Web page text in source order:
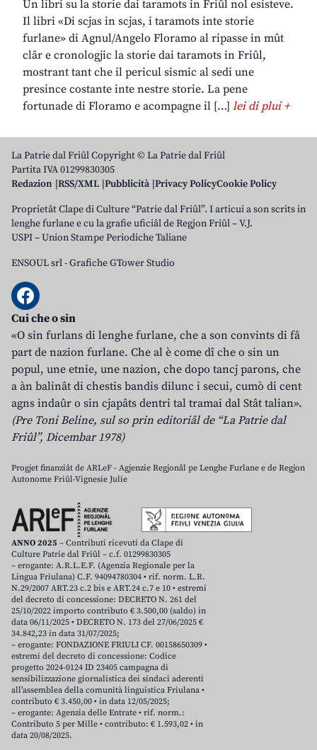
Un libri su la storie dai taramots in Friûl nol esisteve.
Il libri «Di scjas in scjas, i taramots inte storie
furlane» di Agnul/Angelo Floramo al ripasse in mût
clâr e cronologjic la storie dai taramots in Friûl,
mostrant tant che il pericul sismic al sedi une
presince costante inte nestre storie. La pene
fortunade di Floramo e acompagne il […] lei di plui +
La Patrie dal Friûl Copyright © La Patrie dal Friûl
Partita IVA 01299830305
Redazion RSS/XML Pubblicità Privacy PolicyCookie Policy
Proprietât Clape di Culture “Patrie dal Friûl”. I articui a son scrits in
lenghe furlane e cu la grafie uficiâl de Regjon Friûl – V.J.
USPI – Union Stampe Periodiche Taliane
ENSOUL srl-Grafiche GTower Studio
Cui che o sin
«O sin furlans di lenghe furlane, che a son convints di fâ
part de nazion furlane. Che al è come dî che o sin un
popul, une etnie, une nazion, che dopo tancj parons, che
a àn balinât di chestis bandis dilunc i secui, cumò di cent
agns indaûr o sin cjapâts dentri tal tramai dal Stât talian».
(Pre Toni Beline, sul so prin editoriâl de “La Patrie dal
Friûl”, Dicembar 1978)
Progjet finanziât de ARLeF - Agjenzie Regjonâl pe Lenghe Furlane e de Regjon
Autonome Friûl-Vignesie Julie
ANNO 2025 – Contributi ricevuti da Clape di
Culture Patrie dal Friûl – c.f. 01299830305
– erogante: A.R.L.E.F. (Agenzia Regionale per la
Lingua Friulana) C.F. 94094780304 • rif. norm. L.R.
N.29/2007 ART.23 c.2 bis e ART.24 c.7 e 10 • estremi
del decreto di concessione: DECRETO N. 261 del
25/10/2022 importo contributo € 3.500,00 (saldo) in
data 06/11/2025 • DECRETO N. 173 del 27/06/2025 €
34.842,23 in data 31/07/2025;
– erogante: FONDAZIONE FRIULI CF. 00158650309 •
estremi del decreto di concessione: Codice
progetto 2024-0124 ID 23405 campagna di
sensibilizzazione giornalistica dei sindaci aderenti
all’assemblea della comunità linguistica Friulana •
contributo € 3.450,00 • in data 12/05/2025;
– erogante: Agenzia delle Entrate • rif. norm.:
Contributo 5 per Mille • contributo: € 1.593,02 • in
data 20/08/2025.